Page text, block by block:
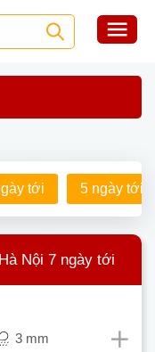
tới 5 ngày tới
Nội 7 ngày tới
3 mm